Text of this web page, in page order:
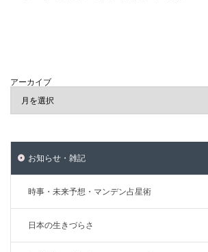
アーカイブ
お知らせ・雑記
時事・未来予想・マンデン占星術
日本の生きづらさ